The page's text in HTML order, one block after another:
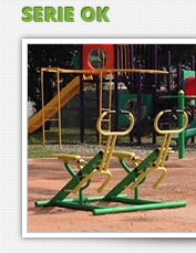
SERIE OK